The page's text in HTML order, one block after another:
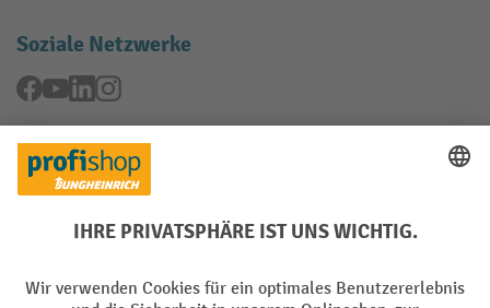
Soziale Netzwerke
Facebook
YouTubeLinkedInInstagram
Rücknahme-Services
Batterie Rückname